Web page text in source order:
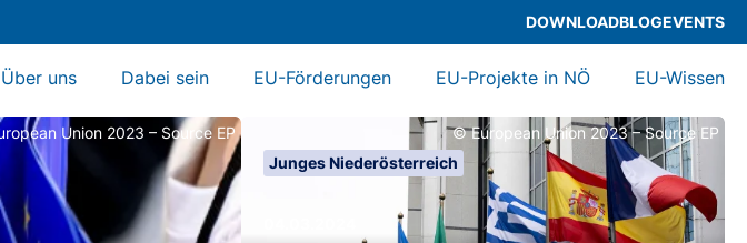
DOWNLOADBLOGEVENTS
Über uns Dabei sein EU-Förderungen EU-Projekte in NÖ EU-Wissen
Union 2023 – Source EP
© European Union 2023 – Source EP
Junges Niederösterreich